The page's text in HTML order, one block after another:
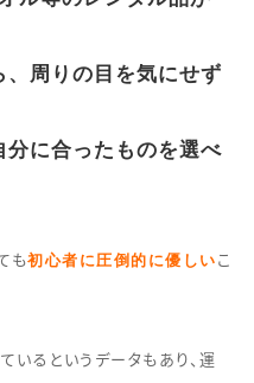
周りの目を気にせず
に合ったものを選べ
も初心者に圧倒的に優しい こ
るというデータもあり、運